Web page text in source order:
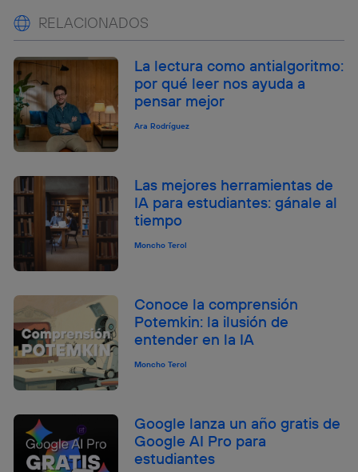
RELACIONADOS
La lectura como antialgoritmo:
por qué leer nos ayuda a
pensar mejor
Ara Rodríguez
Las mejores herramientas de
IA para estudiantes: gánale al
tiempo
Moncho Terol
Conoce la comprensión
Potemkin: la ilusión de
entender en la IA
Moncho Terol
Google lanza un año gratis de
Google AI Pro para
estudiantes